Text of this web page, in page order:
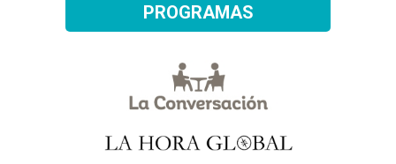
PROGRAMAS